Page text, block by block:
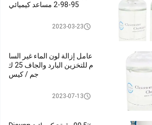
95-98-2 مساعد كيميائي
عامل ديكولورينج المياه2023-03-23
عامل إزالة لون الماء غير السا
م للتخزين البارد والجاف 25 ك
جم / كيس
عامل ديكولورينج المياه2023-07-13